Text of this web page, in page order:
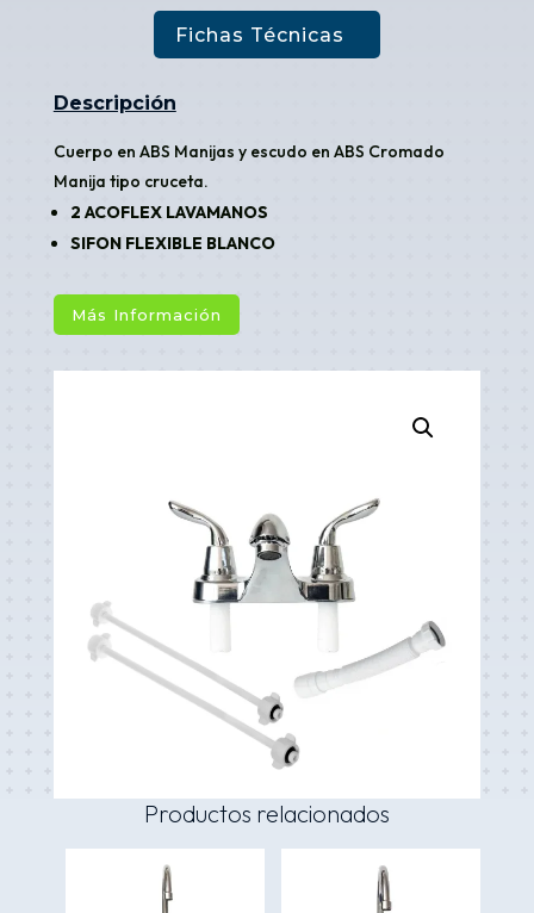
Fichas Técnicas
Descripción
Cuerpo en ABS Manijas y escudo en ABS Cromado
Manija tipo cruceta.
2 ACOFLEX LAVAMANOS
SIFON FLEXIBLE BLANCO
Más Información
Productos relacionados